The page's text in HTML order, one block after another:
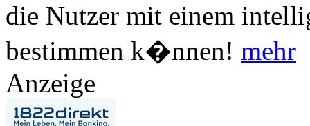
die Nutzer mit einem
bestimmen k�nnen! mehr
Anzeige